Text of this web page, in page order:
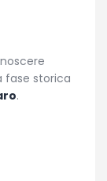
fase storica
.